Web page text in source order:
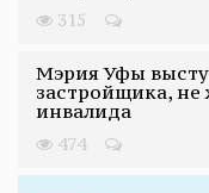
315
Мэрия Уфы
застройщика, не
инвалида
474